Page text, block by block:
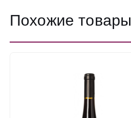
Похожие товары